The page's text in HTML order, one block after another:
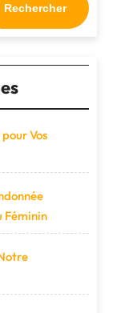
Rechercher
Vos
Féminin